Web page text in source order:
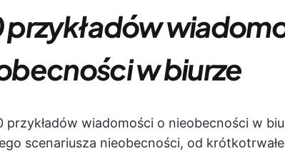
przykładów
w biurze
przykładów wiadomości o nieobecności w
scenariusza nieobecności, od